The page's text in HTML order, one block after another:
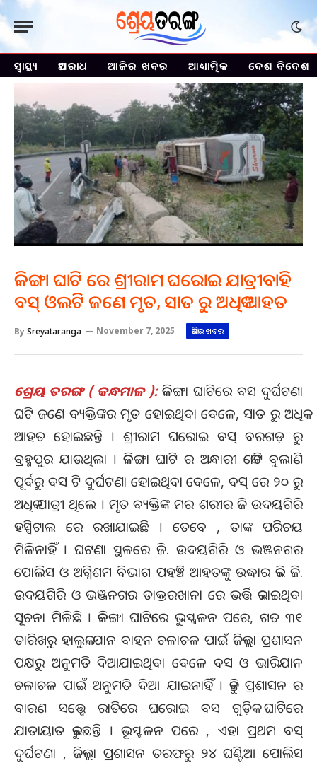
ସ୍ୱାସ୍ଥ୍ୟ ଅପରାଧ ଆଜିର ଖବର ଆଧ୍ୟାତ୍ମିକ ଦେଶ ବିଦେଶ
କଳିଙ୍ଗା ଘାଟି ରେ ଶ୍ରୀରାମ ଘରୋଇ ଯାତ୍ରୀବାହି
ବସ୍ ଓଲଟି ଜଣେ ମୃତ, ସାତ ରୁ ଅଧିକ ଆହତ
BySreyataranga November 7, 2025 ଆଜିର ଖବର
ଶ୍ରେୟ ତରଙ୍ଗ ( କନ୍ଧମାଳ ):କଳିଙ୍ଗା ଘାଟିରେ ବସ ଦୁର୍ଘଟଣା
ଘଟି ଜଣେ ବ୍ୟକ୍ତିଙ୍କର ମୃତ ହୋଇଥିବା ବେଳେ, ସାତ ରୁ ଅଧିକ
ଆହତ ହୋଇଛନ୍ତି । ଶ୍ରୀରାମ ଘରୋଇ ବସ୍ ବରଗଡ଼ ରୁ
ବ୍ରହ୍ମପୁର ଯାଉଥିଲା । କଳିଙ୍ଗା ଘାଟି ର ଅନ୍ଧାରୀ କୋଟି ବୁଲାଣି
ପୂର୍ବରୁ ବସ ଟି ଦୁର୍ଘଟଣା ହୋଇଥିବା ବେଳେ, ବସ୍ ରେ ୨୦ ରୁ
ଅଧିକ ଯାତ୍ରୀ ଥିଲେ । ମୃତ ବ୍ୟକ୍ତିଙ୍କ ମର ଶରୀର ଜି ଉଦୟଗିରି
ହସ୍ପିଟାଲ ରେ ରଖାଯାଇଛି । ତେବେ , ତାଙ୍କ ପରିଚୟ
ମିଳିନାହିଁ । ଘଟଣା ସ୍ଥଳରେ ଜି. ଉଦୟଗିରି ଓ ଭଞ୍ଜନଗର
ପୋଲିସ ଓ ଅଗ୍ନିଶମ ବିଭାଗ ପହଞ୍ଚି ଆହତଙ୍କୁ ଉଦ୍ଧାର କରି ଜି.
ଉଦୟଗିରି ଓ ଭଞ୍ଜନଗର ଡାକ୍ତରଖାନା ରେ ଭର୍ତ୍ତି କରାଇଥିବା
ସୂଚନା ମିଳିଛି । କଳିଙ୍ଗା ଘାଟିରେ ଭୁସ୍ଖଳନ ପରେ, ଗତ ୩୧
ତାରିଖରୁ ହାଲୁକା ଯାନ ବାହନ ଚଳାଚଳ ପାଇଁ ଜିଲ୍ଲା ପ୍ରଶାସନ
ପକ୍ଷରୁ ଅନୁମତି ଦିଆଯାଇଥିବା ବେଳେ ବସ ଓ ଭାରିଯାନ
ଚଳାଚଳ ପାଇଁ ଅନୁମତି ଦିଆ ଯାଇନାହିଁ । କିନ୍ତୁ ପ୍ରଶାସନ ର
ବାରଣ ସତ୍ତ୍ୱେ ରାତିରେ ଘରୋଇ ବସ ଗୁଡ଼ିକ ଘାଟିରେ
ଯାତାୟାତ କରୁଛନ୍ତି । ଭୂସ୍ଖଳନ ପରେ , ଏହା ପ୍ରଥମ ବସ୍
ଦୁର୍ଘଟଣା , ଜିଲ୍ଲା ପ୍ରଶାସନ ତରଫରୁ ୨୪ ଘଣ୍ଟିଆ ପୋଲିସ